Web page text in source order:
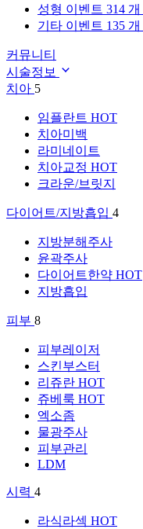
성형 이벤트 314 개
기타 이벤트 135 개
커뮤니티
시술정보
치아 5
임플란트 HOT
치아미백
라미네이트
치아교정 HOT
크라운/브릿지
다이어트/지방흡입 4
지방분해주사
윤곽주사
다이어트한약 HOT
지방흡입
피부 8
피부레이저
스킨부스터
리쥬란 HOT
쥬베룩 HOT
엑소좀
물광주사
피부관리
LDM
시력 4
라식라섹 HOT